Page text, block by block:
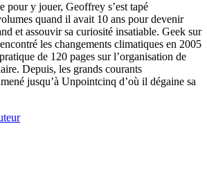
pour y jouer, Geoffrey s’est tapé
quand il avait 10 ans pour devenir
et assouvir sa curiosité insatiable. Geek sur
les changements climatiques en 2005
de 120 pages sur l’organisation de
Depuis, les grands courants
jusqu’à Unpointcinq d’où il dégaine sa